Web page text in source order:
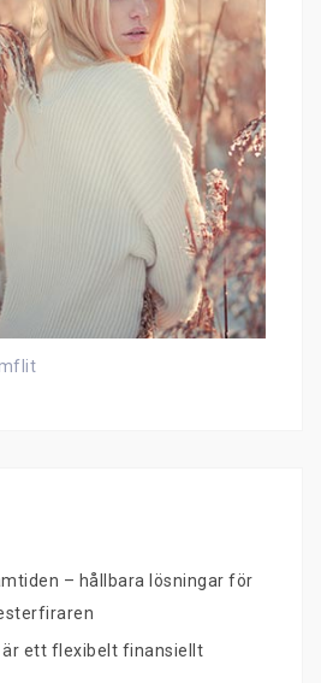
– hållbara lösningar för
är ett flexibelt finansiellt